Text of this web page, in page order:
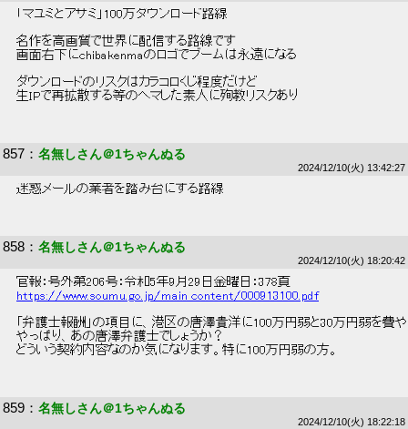
「マユミとアサミ」100万ダウンロード路線
名作を高画質で世界に配信する路線です
画面右下にchibakenmaのロゴでブームは永遠になる
ダウンロードのリスクはカラコロくじ程度だけど
生IPで再拡散する等のヘマした素人に殉教リスクあり
857 ： 名無しさん＠1ちゃんぬる
2024/12/10(火) 13:42:27
迷惑メールの業者を踏み台にする路線
858 ： 名無しさん＠1ちゃんぬる
2024/12/10(火) 18:20:42
官報：号外第206号：令和5年9月29日金曜日：378頁
https://www.soumu.go.jp/main_content/000913100.pdf
「弁護士報酬」の項目に、港区の唐澤貴洋に100万円弱と30万円弱を費
やっぱり、あの唐澤弁護士でしょうか？
どういう契約内容なのか気になります。特に100万円弱の方。
859 ： 名無しさん＠1ちゃんぬる
2024/12/10(火) 18:22:18